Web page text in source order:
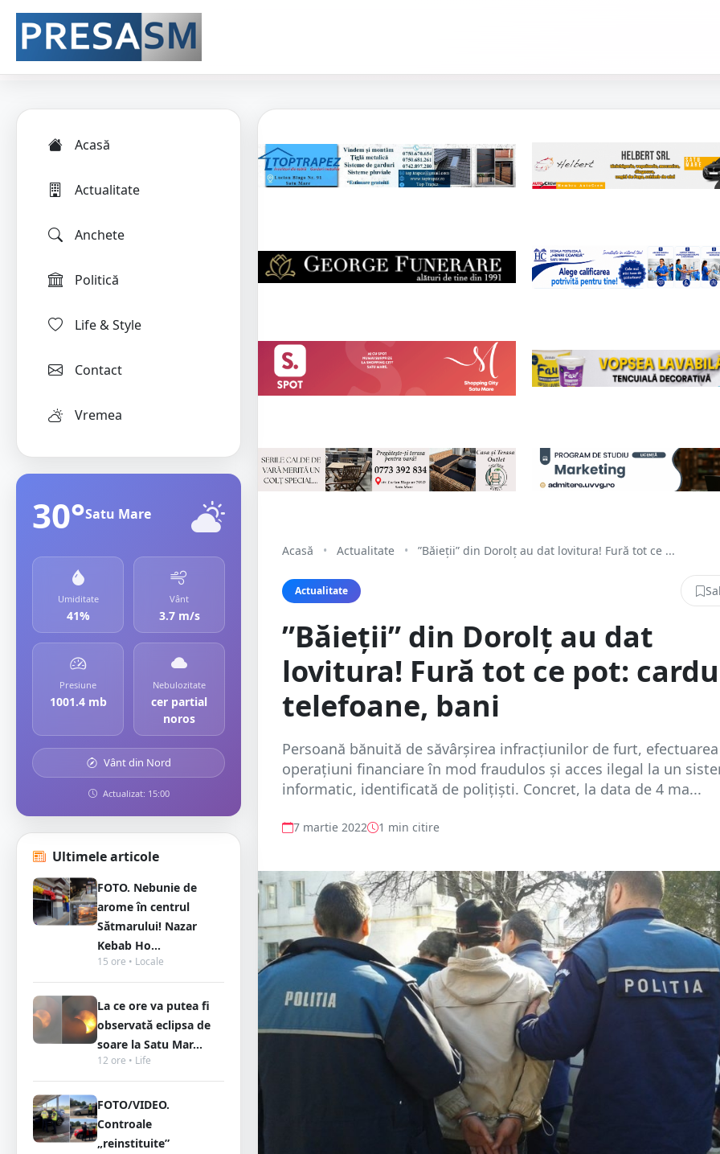
Acasă
Actualitate
Anchete
Politică
Life & Style
Contact
Vremea
30°Satu Mare
Umiditate
41%
Vânt
3.7 m/s
Presiune
1001.4 mb
Nebulozitate
cer partial
noros
Vânt din Nord
Actualizat: 15:00
Ultimele articole
FOTO. Nebunie de
arome în centrul
Sătmarului! Nazar
Kebab Ho...
15 ore • Locale
La ce ore va putea fi
observată eclipsa de
soare la Satu Mar...
12 ore • Life
FOTO/VIDEO.
Controale
„reinstituite”
Acasă • Actualitate • ”Băieții” din Dorolț au dat lovitura! Fură tot ce ...
Actualitate
”Băieții” din Dorolț au dat
lovitura! Fură tot ce pot:
telefoane, bani
Persoană bănuită de săvârșirea infracțiunilor de furt,
operațiuni financiare în mod fraudulos și acces ilegal la un
informatic, identificată de polițiști. Concret, la data de 4 ma...
7 martie 2022 1 min citire